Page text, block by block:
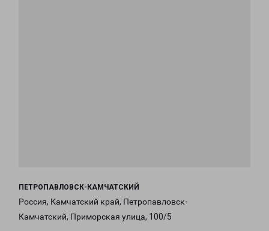
ПЕТРОПАВЛОВСК-КАМЧАТСКИЙ
Россия, Камчатский край, Петропавловск-
Камчатский, Приморская улица, 100/5